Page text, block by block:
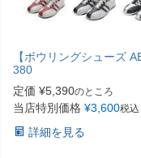
【ボウリングシューズ
380
定価 ¥5,390のところ
当店特別価格 ¥3,600税込
詳細を見る